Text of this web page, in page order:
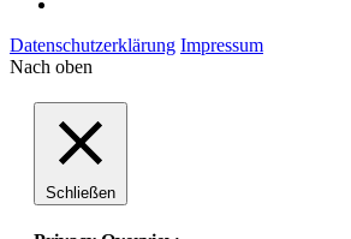
Datenschutzerklärung Impressum
Nach oben
Schließen